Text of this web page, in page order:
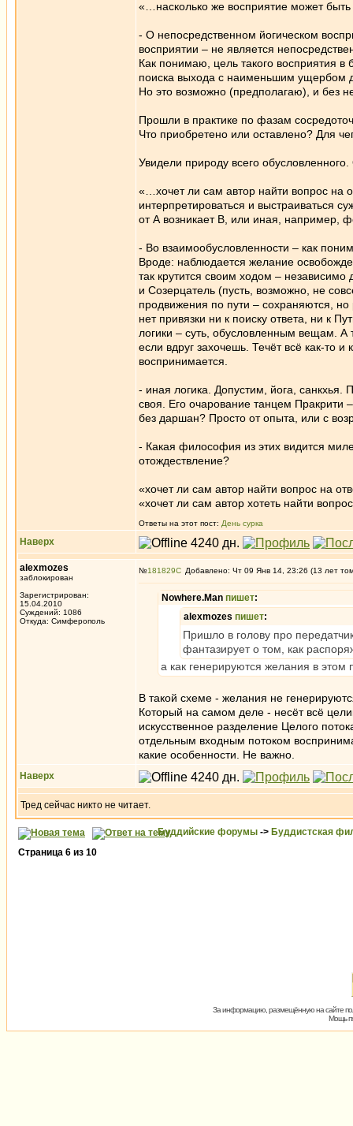
«…насколько же восприятие может
- О непосредственном йогическом
восприятии – не является
Как понимаю, цель такого восприятия
поиска выхода с наименьшим ущербом
Но это возможно (предполагаю), и без
Прошли в практике по фазам
Что приобретено или оставлено? Для
Увидели природу всего
«…хочет ли сам автор найти вопрос на
интерпретироваться и выстраиваться
от А возникает В, или иная, например,
- Во взаимообусловленности – как
Вроде: наблюдается желание
так крутится своим ходом –
и Созерцатель (пусть, возможно, не
продвижения по пути – сохраняются,
нет привязки ни к поиску ответа, ни к
логики – суть, обусловленным вещам.
если вдруг захочешь. Течёт всё как-то
воспринимается.
- иная логика. Допустим, йога,
своя. Его очарование танцем Пракрити
без даршан? Просто от опыта, или с
- Какая философия из этих видится
отождествление?
«хочет ли сам автор найти вопрос на
«хочет ли сам автор хотеть найти
Ответы на этот пост: День сурка
Наверх
alexmozes
заблокирован
Зарегистрирован:
15.04.2010
Суждений: 1086
Откуда: Симферополь
№181829 Добавлено: Чт 09 Янв 14, 23:26 (13 лет
Nowhere.Man пишет:
alexmozes пишет:
Пришло в голову про
фантазирует о том, как
а как генерируются желания в этом
В такой схеме - желания не
Который на самом деле - несёт всё
искусственное разделение Целого
отдельным входным потоком
какие особенности. Не важно.
Наверх
Тред сейчас никто не читает.
Буддийские форумы -> Буддистская
Страница 6 из 10
За информацию, размещённую на сайте
Мощь